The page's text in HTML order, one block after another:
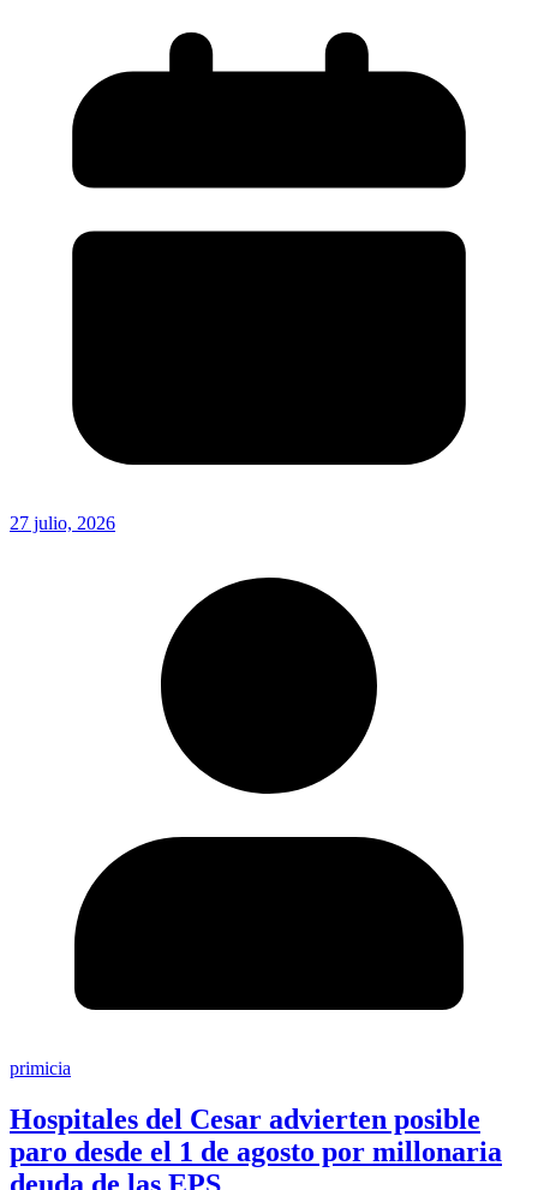
27 julio, 2026
primicia
Hospitales del Cesar advierten posible
paro desde el 1 de agosto por millonaria